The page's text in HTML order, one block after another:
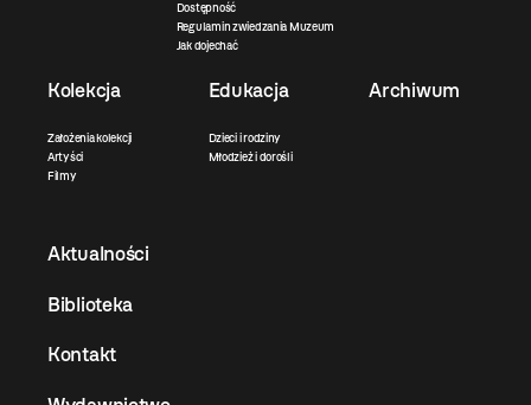
Dostępność
Regulamin zwiedzania Muzeum
Jak dojechać
Kolekcja
Założenia kolekcji
Artyści
Filmy
Edukacja
Dzieci i rodziny
Młodzież i dorośli
Archiwum
Aktualności
Biblioteka
Kontakt